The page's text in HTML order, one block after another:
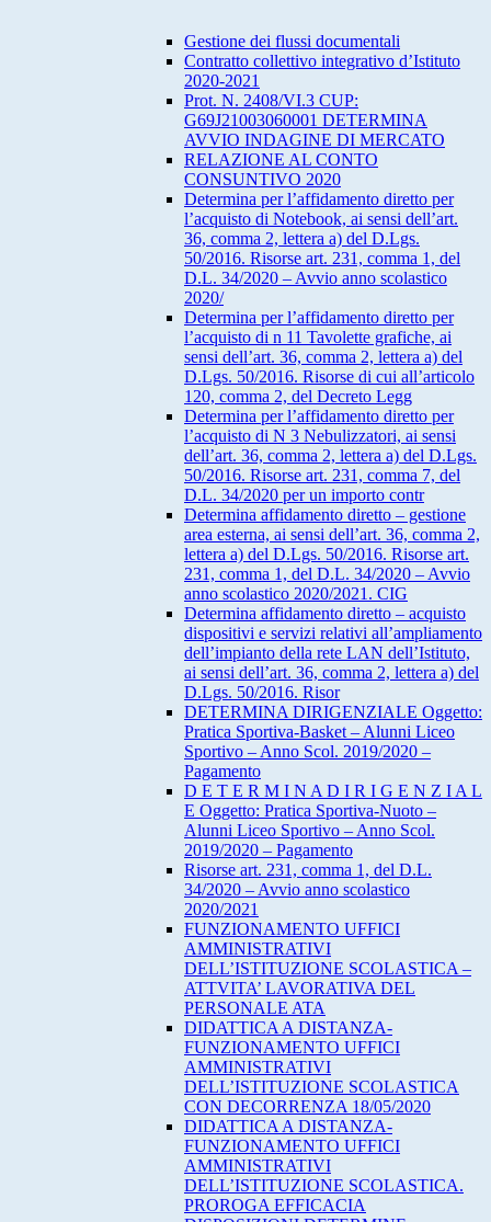
Gestione dei flussi documentali
Contratto collettivo integrativo d’Istituto
2020-2021
Prot. N. 2408/VI.3 CUP:
G69J21003060001 DETERMINA
AVVIO INDAGINE DI MERCATO
RELAZIONE AL CONTO
CONSUNTIVO 2020
Determina per l’affidamento diretto per
l’acquisto di Notebook, ai sensi dell’art.
36, comma 2, lettera a) del D.Lgs.
50/2016. Risorse art. 231, comma 1, del
D.L. 34/2020 – Avvio anno scolastico
2020/
Determina per l’affidamento diretto per
l’acquisto di n 11 Tavolette grafiche, ai
sensi dell’art. 36, comma 2, lettera a) del
D.Lgs. 50/2016. Risorse di cui all’articolo
120, comma 2, del Decreto Legg
Determina per l’affidamento diretto per
l’acquisto di N 3 Nebulizzatori, ai sensi
dell’art. 36, comma 2, lettera a) del D.Lgs.
50/2016. Risorse art. 231, comma 7, del
D.L. 34/2020 per un importo contr
Determina affidamento diretto – gestione
area esterna, ai sensi dell’art. 36, comma 2,
lettera a) del D.Lgs. 50/2016. Risorse art.
231, comma 1, del D.L. 34/2020 – Avvio
anno scolastico 2020/2021. CIG
Determina affidamento diretto – acquisto
dispositivi e servizi relativi all’ampliamento
dell’impianto della rete LAN dell’Istituto,
ai sensi dell’art. 36, comma 2, lettera a) del
D.Lgs. 50/2016. Risor
DETERMINA DIRIGENZIALE Oggetto:
Pratica Sportiva-Basket – Alunni Liceo
Sportivo – Anno Scol. 2019/2020 –
Pagamento
D E T E R M I N A D I R I G E N Z I A L
E Oggetto: Pratica Sportiva-Nuoto –
Alunni Liceo Sportivo – Anno Scol.
2019/2020 – Pagamento
Risorse art. 231, comma 1, del D.L.
34/2020 – Avvio anno scolastico
2020/2021
FUNZIONAMENTO UFFICI
AMMINISTRATIVI
DELL’ISTITUZIONE SCOLASTICA –
ATTVITA’ LAVORATIVA DEL
PERSONALE ATA
DIDATTICA A DISTANZA-
FUNZIONAMENTO UFFICI
AMMINISTRATIVI
DELL’ISTITUZIONE SCOLASTICA
CON DECORRENZA 18/05/2020
DIDATTICA A DISTANZA-
FUNZIONAMENTO UFFICI
AMMINISTRATIVI
DELL’ISTITUZIONE SCOLASTICA.
PROROGA EFFICACIA